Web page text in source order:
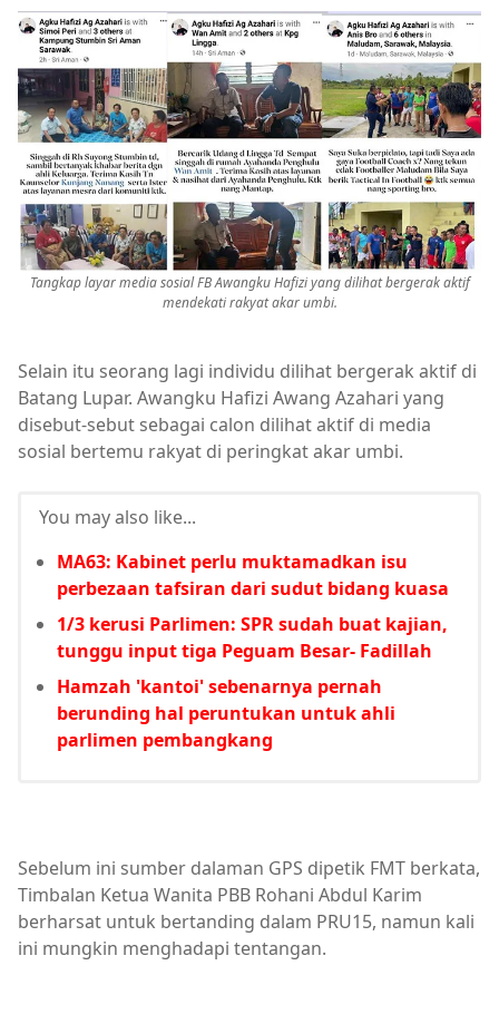
Tangkap layar media sosial FB Awangku Hafizi yang dilihat bergerak aktif
mendekati rakyat akar umbi.
Selain itu seorang lagi individu dilihat bergerak aktif di
Batang Lupar. Awangku Hafizi Awang Azahari yang
disebut-sebut sebagai calon dilihat aktif di media
sosial bertemu rakyat di peringkat akar umbi.
You may also like...
MA63: Kabinet perlu muktamadkan isu
perbezaan tafsiran dari sudut bidang kuasa
1/3 kerusi Parlimen: SPR sudah buat kajian,
tunggu input tiga Peguam Besar- Fadillah
Hamzah 'kantoi' sebenarnya pernah
berunding hal peruntukan untuk ahli
parlimen pembangkang
Sebelum ini sumber dalaman GPS dipetik FMT berkata,
Timbalan Ketua Wanita PBB Rohani Abdul Karim
berharsat untuk bertanding dalam PRU15, namun kali
ini mungkin menghadapi tentangan.